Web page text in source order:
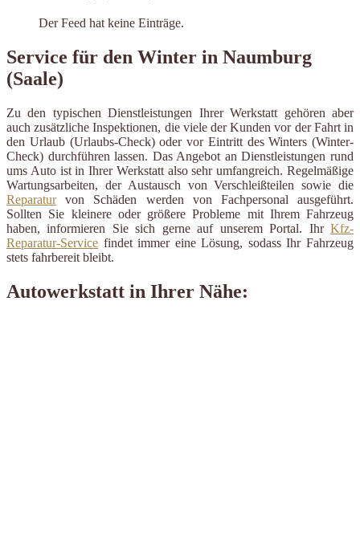
Der Feed hat keine Einträge.
Service für den Winter in Naumburg
(Saale)
Zu den typischen Dienstleistungen Ihrer Werkstatt gehören aber
auch zusätzliche Inspektionen, die viele der Kunden vor der Fahrt in
den Urlaub (Urlaubs-Check) oder vor Eintritt des Winters (Winter-
Check) durchführen lassen. Das Angebot an Dienstleistungen rund
ums Auto ist in Ihrer Werkstatt also sehr umfangreich. Regelmäßige
Wartungsarbeiten, der Austausch von Verschleißteilen sowie die
Reparaturvon Schäden werden von Fachpersonal ausgeführt.
Sollten Sie kleinere oder größere Probleme mit Ihrem Fahrzeug
haben, informieren Sie sich gerne auf unserem Portal. Ihr Kfz-
Reparatur-Service findet immer eine Lösung, sodass Ihr Fahrzeug
stets fahrbereit bleibt.
Autowerkstatt in Ihrer Nähe: